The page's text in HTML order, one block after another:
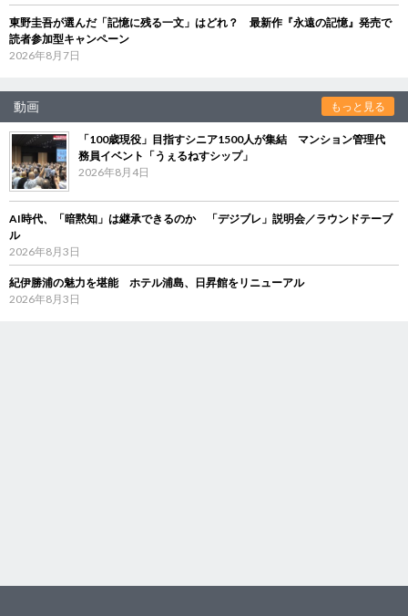
東野圭吾が選んだ「記憶に残る一文」はどれ？ 最新作『永遠の記憶』発売で
読者参加型キャンペーン
2026年8月7日
動画 もっと見る
「100歳現役」目指すシニア1500人が集結 マンション管理代
務員イベント「うぇるねすシップ」
2026年8月4日
AI時代、「暗黙知」は継承できるのか 「デジブレ」説明会／ラウンドテーブ
ル
2026年8月3日
紀伊勝浦の魅力を堪能 ホテル浦島、日昇館をリニューアル
2026年8月3日